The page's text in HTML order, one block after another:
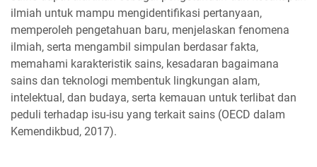
ilmiah untuk mampu mengidentifikasi pertanyaan,
memperoleh pengetahuan baru, menjelaskan fenomena
ilmiah, serta mengambil simpulan berdasar fakta,
memahami karakteristik sains, kesadaran bagaimana
sains dan teknologi membentuk lingkungan alam,
intelektual, dan budaya, serta kemauan untuk terlibat dan
peduli terhadap isu-isu yang terkait sains (OECD dalam
Kemendikbud, 2017).